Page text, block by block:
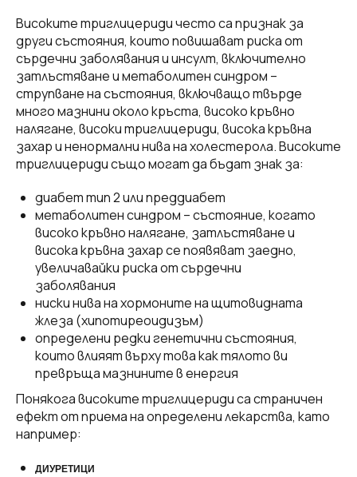
Високите триглицериди често са признак за
други състояния, които повишават риска от
сърдечни заболявания и инсулт, включително
затлъстяване и метаболитен синдром –
струпване на състояния, включващо твърде
много мазнини около кръста, високо кръвно
налягане, високи триглицериди, висока кръвна
захар и ненормални нива на холестерола. Високите
триглицериди също могат да бъдат знак за:
диабет тип 2 или преддиабет
метаболитен синдром – състояние, когато
високо кръвно налягане, затлъстяване и
висока кръвна захар се появяват заедно,
увеличавайки риска от сърдечни
заболявания
ниски нива на хормоните на щитовидната
жлеза (хипотиреоидизъм)
определени редки генетични състояния,
които влияят върху това как тялото ви
превръща мазнините в енергия
Понякога високите триглицериди са страничен
ефект от приема на определени лекарства, като
например:
ДИУРЕТИЦИ